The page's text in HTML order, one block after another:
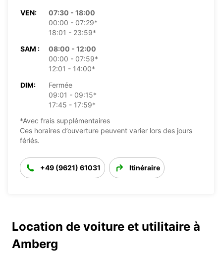
VEN:
07:30 - 18:00
00:00 - 07:29*
18:01 - 23:59*
SAM :
08:00 - 12:00
00:00 - 07:59*
12:01 - 14:00*
DIM:
Fermée
09:01 - 09:15*
17:45 - 17:59*
*Avec frais supplémentaires
Ces horaires d’ouverture peuvent varier lors des jours
fériés.
+49 (9621) 61031 Itinéraire
Location de voiture et utilitaire à
Amberg